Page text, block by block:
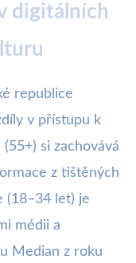
digitálních
republice
v přístupu k
si zachovává
z tištěných
(18–34 let) je
médii a
Median z roku